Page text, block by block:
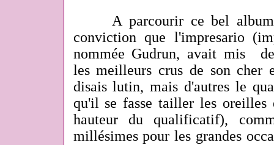
A parcourir ce bel
conviction que l'impresario
nommée Gudrun, avait mis
les meilleurs crus de son
disais lutin, mais d'autres le
qu'il se fasse tailler les
hauteur du qualificatif),
millésimes pour les grandes